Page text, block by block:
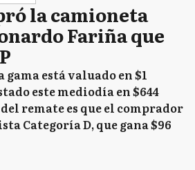
la camioneta
Fariña que
está valuado en $1
este mediodía en $644
remate es que el comprador
Categoría D, que gana $96